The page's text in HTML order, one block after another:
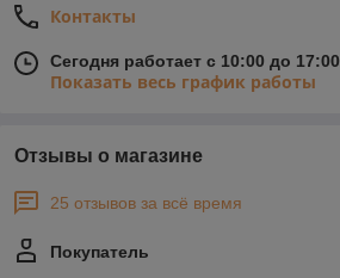
Контакты
Сегодня работает с 10:00 до 17:00
Показать весь график работы
Отзывы о магазине
25 отзывов за всё время
Покупатель